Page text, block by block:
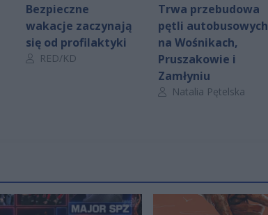
Bezpieczne
wakacje zaczynają
się od profilaktyki
Autor artykułu:
RED/KD
Trwa przebudowa
pętli autobusowych
na Wośnikach,
Pruszakowie i
Zamłyniu
Autor artykułu:
Natalia Pętelska